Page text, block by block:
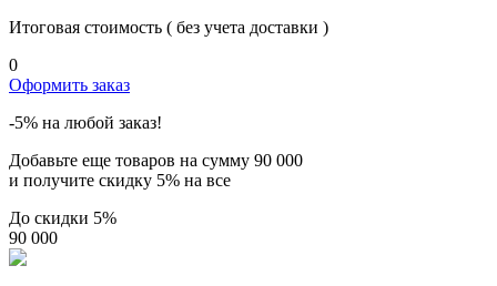
Итоговая стоимость ( без учета доставки )
0
Оформить заказ
-5% на любой заказ!
Добавьте еще товаров на сумму 90 000
и получите скидку 5% на все
До скидки 5%
90 000